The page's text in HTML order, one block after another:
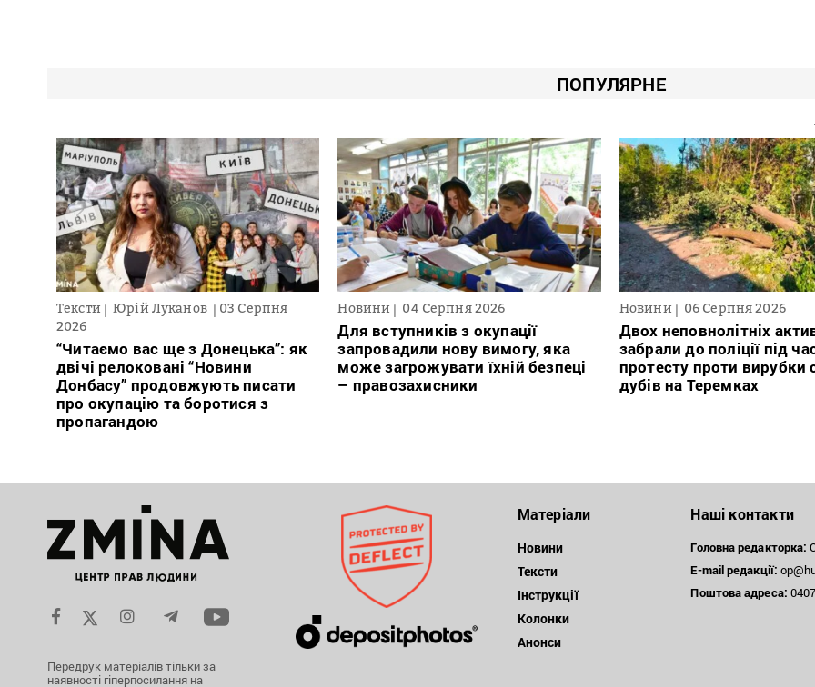
ПОПУЛЯРНЕ
Тексти Юрій Луканов
03 Серпня
2026
“Читаємо вас ще з Донецька”: як
двічі релоковані “Новини
Донбасу” продовжують писати
про окупацію та боротися з
пропагандою
Новини 04 Серпня 2026
Для вступників з окупації
запровадили нову вимогу, яка
може загрожувати їхній безпеці
– правозахисники
Новини 06 Серпня 2026
Двох неповнолітніх
забрали до поліції під
протесту проти вирубки
дубів на Теремках
Передрук матеріалів тільки за
наявності гіперпосилання на
Матеріали
Новини
Тексти
Інструкції
Колонки
Анонси
Наші контакти
Головна редакторка:
E-mail редакції:
Поштоваадреса: